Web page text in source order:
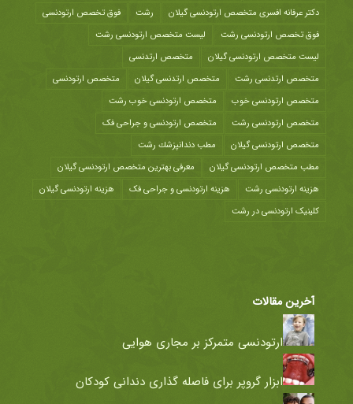
دکتر عرفانه افسری متخصص ارتودنسی گیلان
رشت
فوق تخصص ارتودنسی
فوق تخصص ارتودنسی رشت
لیست متخصص ارتودنسی رشت
لیست متخصص ارتودنسی گیلان
متخصص ارتدنسی
متخصص ارتدنسی رشت
متخصص ارتدنسی گیلان
متخصص ارتودنسی
متخصص ارتودنسی خوب
متخصص ارتودنسی خوب رشت
متخصص ارتودنسی رشت
متخصص ارتودنسی و جراحی فک
متخصص ارتودنسی گیلان
مطب دندانپزشك رشت
مطب متخصص ارتودنسی گیلان
معرفی بهترین متخصص ارتودنسی گیلان
هزينه ارتودنسی رشت
هزینه ارتودنسی و جراحی فک
هزینه ارتودنسی گیلان
کلینیک ارتودنسی در رشت
آخرین مقالات
ارتودنسی متمرکز بر مجاری هوایی
ابزار گروپر برای فاصله گذاری دندانی کودکان